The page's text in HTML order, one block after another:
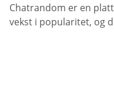
Chatrandom er en
vekst i popularitet, og